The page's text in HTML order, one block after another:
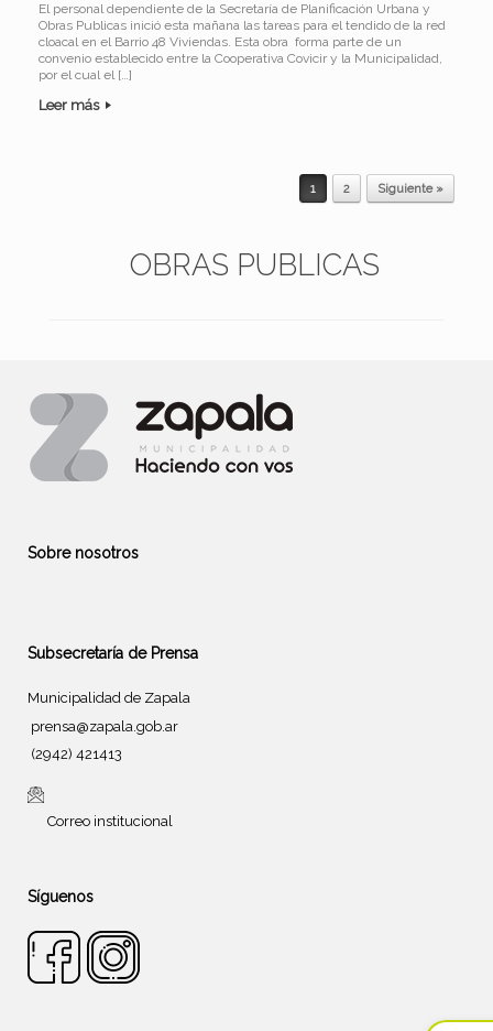
El personal dependiente de la Secretaría de Planificación Urbana y
Obras Publicas inició esta mañana las tareas para el tendido de la red
cloacal en el Barrio 48 Viviendas. Esta obra forma parte de un
convenio establecido entre la Cooperativa Covicir y la Municipalidad,
por el cual el […]
Leer más
1 2 Siguiente »
OBRAS PUBLICAS
Sobre nosotros
Subsecretaría de Prensa
Municipalidad de Zapala
prensa@zapala.gob.ar
(2942) 421413
Correo institucional
Síguenos